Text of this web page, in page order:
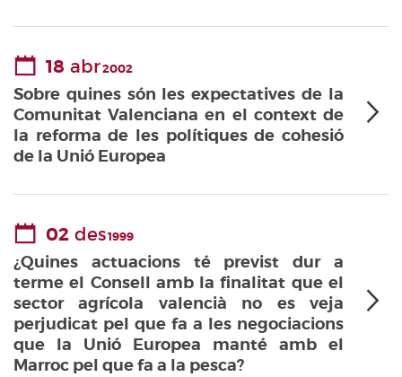
18 abr2002
Sobre quines són les expectatives de la
Comunitat Valenciana en el context de
la reforma de les polítiques de cohesió
de la Unió Europea
02 des1999
¿Quines actuacions té previst dur a
terme el Consell amb la finalitat que el
sector agrícola valencià no es veja
perjudicat pel que fa a les negociacions
que la Unió Europea manté amb el
Marroc pel que fa a la pesca?